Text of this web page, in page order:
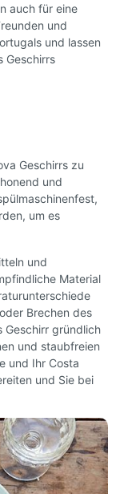
auch für eine
und
und lassen
Geschirrs
Geschirrs zu
und
um es
und
Material
Brechen des
Geschirr gründlich
und staubfreien
und Ihr Costa
und Sie bei